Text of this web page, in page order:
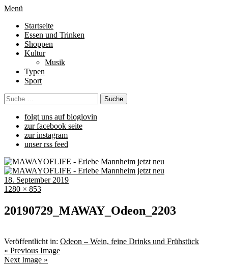
Menü
Startseite
Essen und Trinken
Shoppen
Kultur
Musik
Typen
Sport
folgt uns auf bloglovin
zur facebook seite
zur instagram
unser rss feed
18. September 2019
1280 × 853
20190729_MAWAY_Odeon_2203
Veröffentlicht in: Odeon – Wein, feine Drinks und Frühstück
« Previous Image
Next Image »